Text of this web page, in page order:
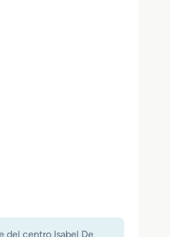
del centro Isabel De